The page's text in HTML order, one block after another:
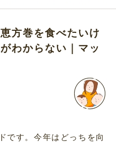
方巻を食べたいけ
わからない｜マッ
です。今年はどっちを向